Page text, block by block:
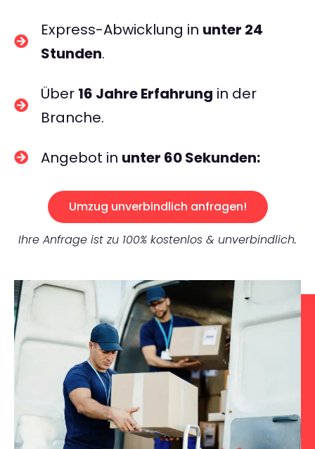
Express-Abwicklung in unter 24
Stunden.
Über 16 Jahre Erfahrung in der
Branche.
Angebot in unter 60 Sekunden:
Umzug unverbindlich anfragen!
Ihre Anfrage ist zu 100% kostenlos & unverbindlich.